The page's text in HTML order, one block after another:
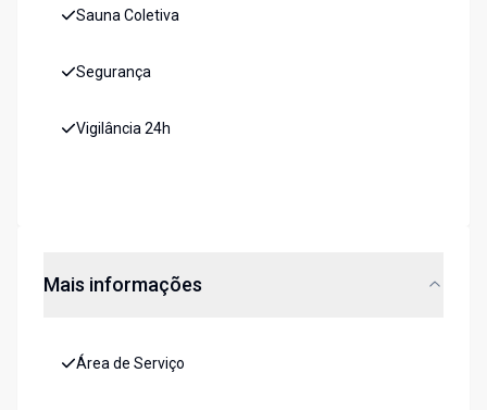
Sauna Coletiva
Segurança
Vigilância 24h
Mais informações
Área de Serviço